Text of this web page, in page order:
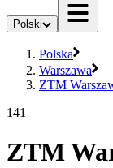
Polski
Polska
Warszawa
ZTM
141
ZTM